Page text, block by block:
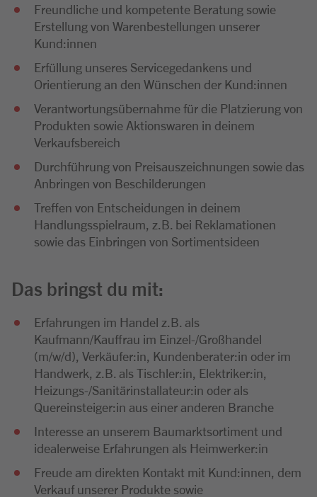
Freundliche und kompetente Beratung sowie
Erstellung von Warenbestellungen unserer
Kund:innen
Erfüllung unseres Servicegedankens und
Orientierung an den Wünschen der Kund:innen
Verantwortungsübernahme für die Platzierung von
Produkten sowie Aktionswaren in deinem
Verkaufsbereich
Durchführung von Preisauszeichnungen sowie das
Anbringen von Beschilderungen
Treffen von Entscheidungen in deinem
Handlungsspielraum, z.B. bei Reklamationen
sowie das Einbringen von Sortimentsideen
Das bringst du mit:
Erfahrungen im Handel z.B. als
Kaufmann/Kauffrau im Einzel-/Großhandel
(m/w/d), Verkäufer:in, Kundenberater:in oder im
Handwerk, z.B. als Tischler:in, Elektriker:in,
Heizungs-/Sanitärinstallateur:in oder als
Quereinsteiger:in aus einer anderen Branche
Interesse an unserem Baumarktsortiment und
idealerweise Erfahrungen als Heimwerker:in
Freude am direkten Kontakt mit Kund:innen, dem
Verkauf unserer Produkte sowie